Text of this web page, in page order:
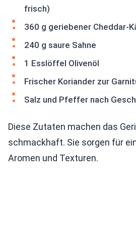
frisch)
360 g geriebener Cheddar-
240 g saure Sahne
1 Esslöffel Olivenöl
Frischer Koriander zur
Salz und Pfeffer nach
Diese Zutaten machen das
schmackhaft. Sie sorgen für
Aromen und Texturen.